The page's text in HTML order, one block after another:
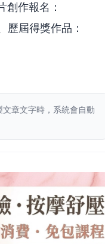
作報名：
屆得獎作品：
文章文字時，系統會自動